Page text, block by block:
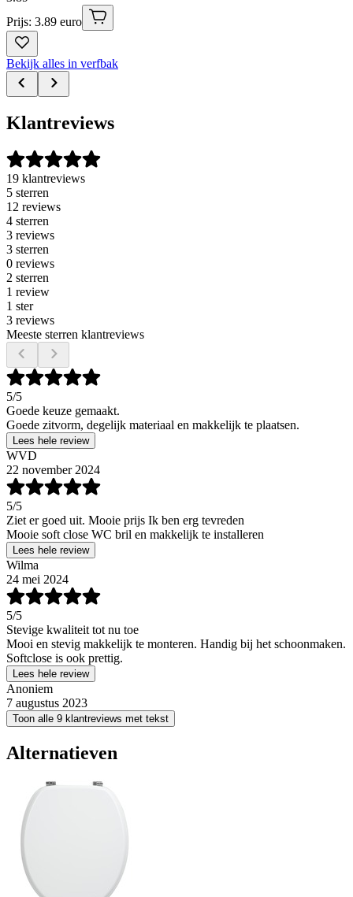
Prijs: 3.89 euro
Bekijk alles in verfbak
Klantreviews
19 klantreviews
5 sterren
12 reviews
4 sterren
3 reviews
3 sterren
0 reviews
2 sterren
1 review
1 ster
3 reviews
Meeste sterren klantreviews
5/5
Goede keuze gemaakt.
Goede zitvorm, degelijk materiaal en makkelijk te plaatsen.
Lees hele review
WVD
22 november 2024
5/5
Ziet er goed uit. Mooie prijs Ik ben erg tevreden
Mooie soft close WC bril en makkelijk te installeren
Lees hele review
Wilma
24 mei 2024
5/5
Stevige kwaliteit tot nu toe
Mooi en stevig makkelijk te monteren. Handig bij het schoonmaken.
Softclose is ook prettig.
Lees hele review
Anoniem
7 augustus 2023
Toon alle 9 klantreviews met tekst
Alternatieven